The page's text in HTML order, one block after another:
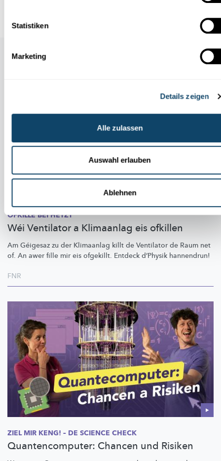
Statistiken
Marketing
Details zeigen
Alle zulassen
Auswahl erlauben
Ablehnen
Auch in dieser Rubrik
OFKILLE BEI HËTZT
Wéi Ventilator a Klimaanlag eis ofkillen
Am Géigesaz zu der Klimaanlag killt de Ventilator de Raum net
of. An awer fille mir eis ofgekillt. Entdeck d’Physik hannendrun!
FNR
ZIEL MIR KENG! – DE SCIENCE CHECK
Quantencomputer: Chancen und Risiken